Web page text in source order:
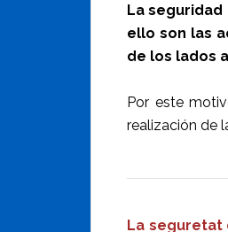
La
ello son las
de los lados
Por este
realización de
La seguretat